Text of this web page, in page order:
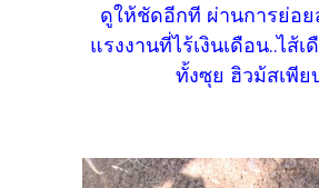
ดูให้ชัดอีกที ผ่านการย่อย
แรงงานที่ไร้เงินเดือน..ไส้
ทั้งซุย ฮิวม้สเพีย